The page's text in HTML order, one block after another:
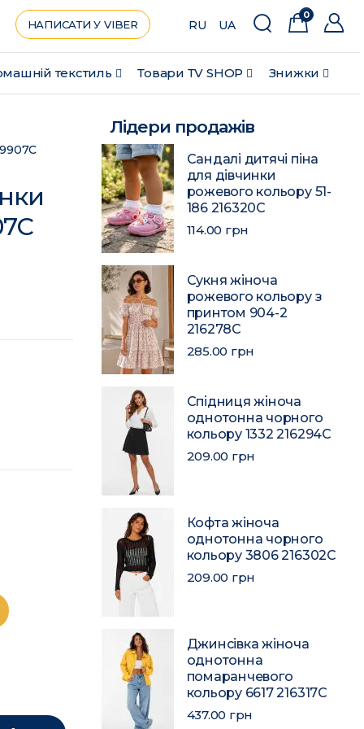
текстиль Товари ТV SHOP Знижки
НАПИСАТИ У VIBER RU UA
0
Лідери продажів
Сандалі дитячі піна
для дівчинки
рожевого кольору 51-
186 216320C
114.00 грн
Сукня жіноча
рожевого кольору з
принтом 904-2
216278C
285.00 грн
Спідниця жіноча
однотонна чорного
кольору 1332 216294C
209.00 грн
Кофта жіноча
однотонна чорного
кольору 3806 216302C
209.00 грн
Джинсівка жіноча
однотонна
помаранчевого
кольору 6617 216317C
437.00 грн